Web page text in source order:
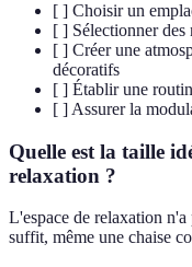
[ ] Choisir un
[ ] Sélectionner des
[ ] Créer une
décoratifs
[ ] Établir une
[ ] Assurer la
Quelle est la taille
relaxation ?
L'espace de relaxation
suffit, même une chaise